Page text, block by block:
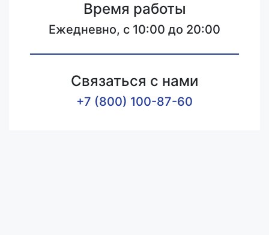
Время работы
Ежедневно, с 10:00 до 20:00
Связаться с нами
+7 (800) 100-87-60